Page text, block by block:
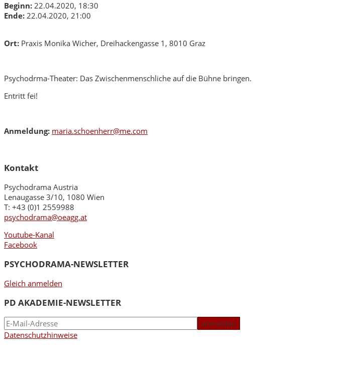
Beginn: 22.04.2020, 18:30
Ende: 22.04.2020, 21:00
Ort: Praxis Monika Wicher, Dreihackengasse 1, 8010 Graz
Psychodrma-Theater: Das Zwischenmenschliche auf die Bühne bringen.
Entritt fei!
Anmeldung: maria.schoenherr@me.com
Kontakt
Psychodrama Austria
Lenaugasse 3/10, 1080 Wien
T: +43 (0)1 2559988
psychodrama@oeagg.at
Youtube-Kanal
Facebook
PSYCHODRAMA-NEWSLETTER
Gleich anmelden
PD AKADEMIE-NEWSLETTER
Datenschutzhinweise